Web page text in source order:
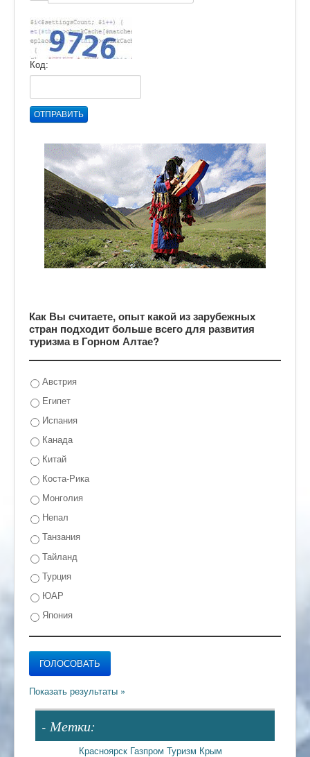
Код:
ОТПРАВИТЬ
Как Вы считаете, опыт какой из зарубежных
стран подходит больше всего для развития
туризма в Горном Алтае?
Австрия
Египет
Испания
Канада
Китай
Коста-Рика
Монголия
Непал
Танзания
Тайланд
Турция
ЮАР
Япония
- Метки:
Красноярск Газпром Туризм Крым